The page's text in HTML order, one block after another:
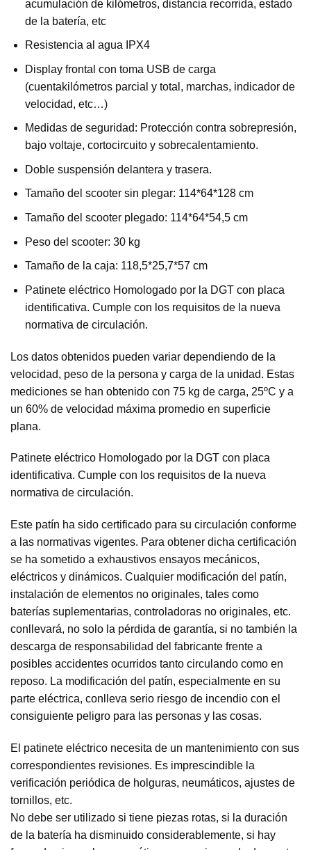
acumulación de kilómetros, distancia recorrida, estado
de la batería, etc
Resistencia al agua IPX4
Display frontal con toma USB de carga
(cuentakilómetros parcial y total, marchas, indicador de
velocidad, etc…)
Medidas de seguridad: Protección contra sobrepresión,
bajo voltaje, cortocircuito y sobrecalentamiento.
Doble suspensión delantera y trasera.
Tamaño del scooter sin plegar: 114*64*128 cm
Tamaño del scooter plegado: 114*64*54,5 cm
Peso del scooter: 30 kg
Tamaño de la caja: 118,5*25,7*57 cm
Patinete eléctrico Homologado por la DGT con placa
identificativa. Cumple con los requisitos de la nueva
normativa de circulación.
Los datos obtenidos pueden variar dependiendo de la
velocidad, peso de la persona y carga de la unidad. Estas
mediciones se han obtenido con 75 kg de carga, 25ºC y a
un 60% de velocidad máxima promedio en superficie
plana.
Patinete eléctrico Homologado por la DGT con placa
identificativa. Cumple con los requisitos de la nueva
normativa de circulación.
Este patín ha sido certificado para su circulación conforme
a las normativas vigentes. Para obtener dicha certificación
se ha sometido a exhaustivos ensayos mecánicos,
eléctricos y dinámicos. Cualquier modificación del patín,
instalación de elementos no originales, tales como
baterías suplementarias, controladoras no originales, etc.
conllevará, no solo la pérdida de garantía, si no también la
descarga de responsabilidad del fabricante frente a
posibles accidentes ocurridos tanto circulando como en
reposo. La modificación del patín, especialmente en su
parte eléctrica, conlleva serio riesgo de incendio con el
consiguiente peligro para las personas y las cosas.
El patinete eléctrico necesita de un mantenimiento con sus
correspondientes revisiones. Es imprescindible la
verificación periódica de holguras, neumáticos, ajustes de
tornillos, etc.
No debe ser utilizado si tiene piezas rotas, si la duración
de la batería ha disminuido considerablemente, si hay